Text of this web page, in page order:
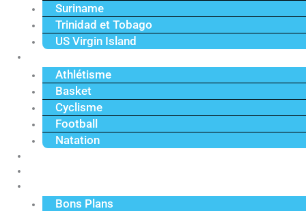
Suriname
Trinidad et Tobago
US Virgin Island
Athlétisme
Basket
Cyclisme
Football
Natation
Bons Plans